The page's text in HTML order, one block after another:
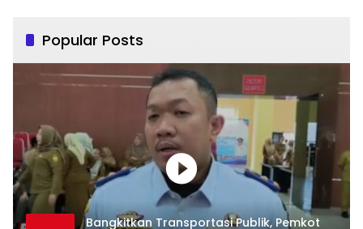
Popular Posts
Bangkitkan Transportasi Publik, Pemkot